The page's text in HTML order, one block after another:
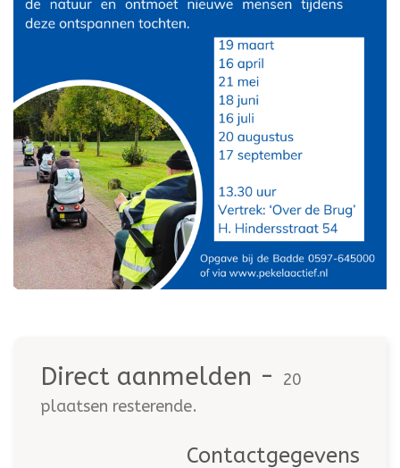
Direct aanmelden -
20
plaatsen resterende.
Contactgegevens